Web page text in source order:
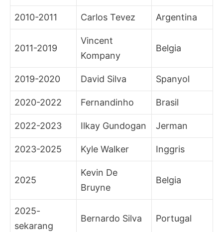
2010-2011 Carlos Tevez Argentina
2011-2019
Vincent
Kompany
Belgia
2019-2020 David Silva Spanyol
2020-2022 Fernandinho Brasil
2022-2023 Ilkay Gundogan Jerman
2023-2025 Kyle Walker Inggris
2025
Kevin De
Bruyne
Belgia
2025-
sekarang
Bernardo Silva Portugal